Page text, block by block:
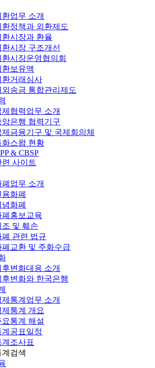
환업무 소개
환정책과 외환제도
환시장과 환율
환시장 구조개선
환시장운영협의회
환보유액
환거래심사
외송금 통합관리제도
제협력업무 소개
앙은행 협력기구
제금융기구 및 국제회의체
화스왑 현황
& CBSP
련 사이트
폐업무 소개
용화폐
념화폐
폐홍보교육
조 및 훼손
폐 관련 법규
폐교환 및 주화수급
후변화대응 소개
후변화와 한국은행
제통계업무 소개
제통계 개요
요통계 해설
계공표일정
계조사표
계검색